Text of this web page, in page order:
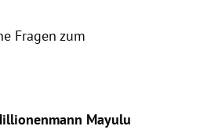
Fragen zum
Mayulu